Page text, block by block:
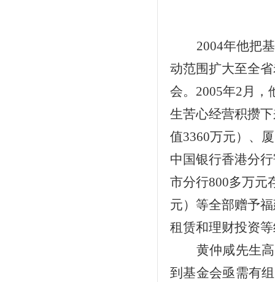
2004年他把
动范围扩大至全
会。 2005年2 月，
生苦心经营积攒
值3360万元）、
中国银行香港分
市分行800多万元
元）等全部赠予
租赁和理财投资
黄仲咸先生
到基金会亟需有